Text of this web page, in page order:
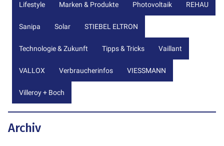
Lifestyle Marken & Produkte Photovoltaik REHAU
Sanipa Solar STIEBEL ELTRON
Technologie & Zukunft Tipps & Tricks Vaillant
VALLOX Verbraucherinfos VIESSMANN
Villeroy + Boch
Archiv